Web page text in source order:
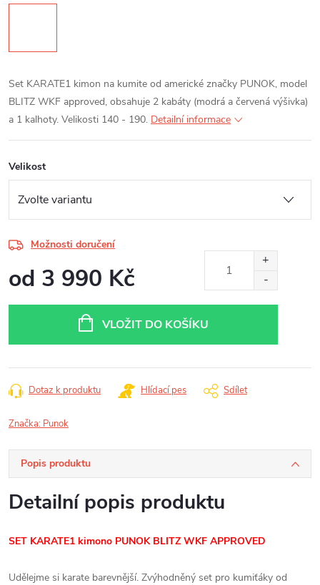
Set KARATE1 kimon na kumite od americké značky PUNOK, model
BLITZ WKF approved, obsahuje 2 kabáty (modrá a červená výšivka)
a 1 kalhoty. Velikosti 140 - 190. Detailní informace
Velikost
Možnosti doručení
od 3 990 Kč
VLOŽIT DO KOŠÍKU
Dotaz k produktu Hlídací pes Sdílet
Značka: Punok
Popis produktu
Detailní popis produktu
SET KARATE1 kimono PUNOK BLITZ WKF APPROVED
Udělejme si karate barevnější. Zvýhodněný set pro kumiťáky od